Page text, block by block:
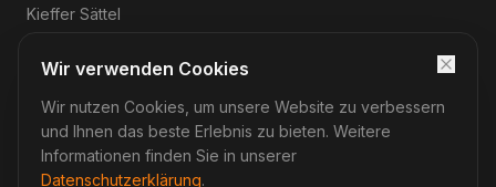
Kieffer Sättel
©2026 Reitsport-Rheinmain – Magnus Wehrheim. Alle
Rechte vorbehalten.
Impressum DatenschutzAGB
Wir verwenden Cookies
Wir nutzen Cookies, um unsere Website zu verbessern
und Ihnen das beste Erlebnis zu bieten. Weitere
Informationen finden Sie in unserer
Datenschutzerklärung.